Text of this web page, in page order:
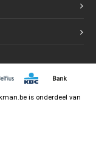
is onderdeel van